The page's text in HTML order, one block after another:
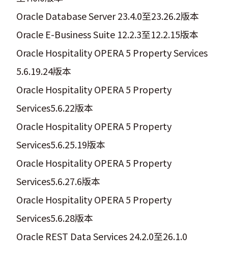
Oracle Database Server 23.4.0至23.26.2版本
Oracle E-Business Suite 12.2.3至12.2.15版本
Oracle Hospitality OPERA 5 Property Services
5.6.19.24版本
Oracle Hospitality OPERA 5 Property
Services5.6.22版本
Oracle Hospitality OPERA 5 Property
Services5.6.25.19版本
Oracle Hospitality OPERA 5 Property
Services5.6.27.6版本
Oracle Hospitality OPERA 5 Property
Services5.6.28版本
Oracle REST Data Services 24.2.0至26.1.0